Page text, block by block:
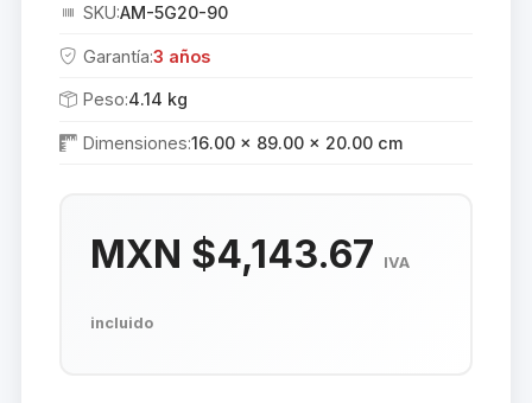
SKU:AM-5G20-90
Garantía:3 años
Peso:4.14 kg
Dimensiones:16.00 × 89.00 × 20.00 cm
MXN $4,143.67 IVA
incluido